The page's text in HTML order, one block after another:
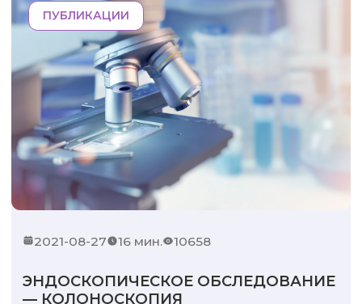
ПУБЛИКАЦИИ
2021-08-27 16 мин. 10658
ЭНДОСКОПИЧЕСКОЕ ОБСЛЕДОВАНИЕ
— КОЛОНОСКОПИЯ